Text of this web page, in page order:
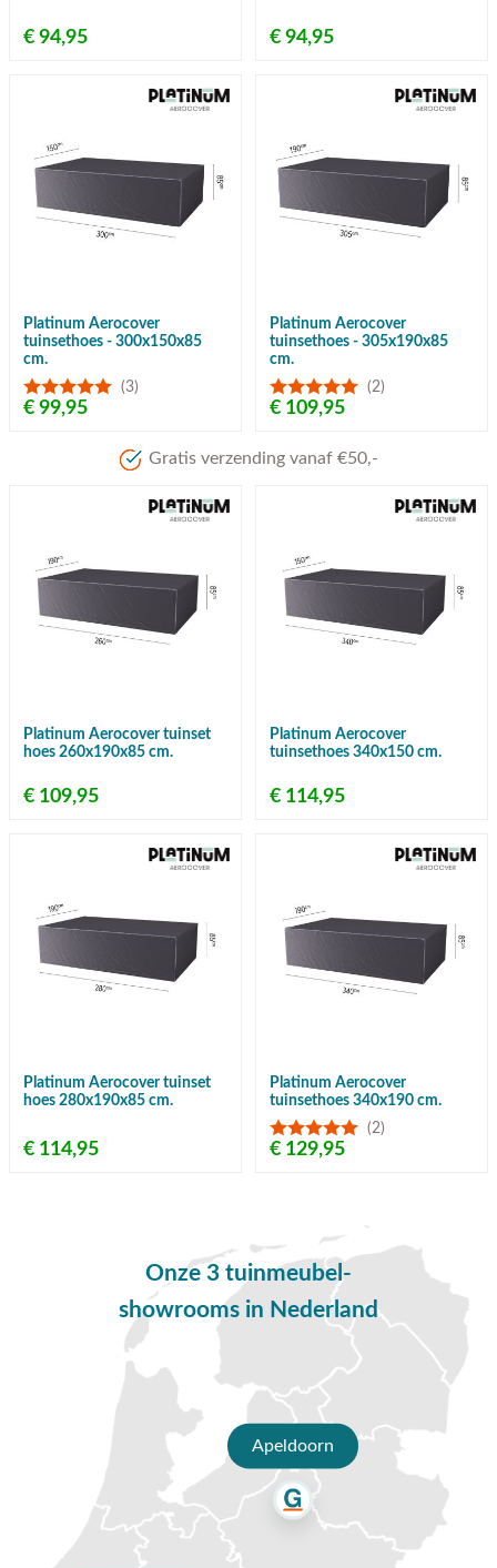
€ 94,95 € 94,95
Platinum Aerocover
tuinsethoes - 300x150x85
cm.
(3)
€ 99,95
Platinum Aerocover
tuinsethoes - 305x190x85
cm.
(2)
€ 109,95
Gratis verzending vanaf €50,-
Platinum Aerocover tuinset
hoes 260x190x85 cm.
€ 109,95
Platinum Aerocover
tuinsethoes 340x150 cm.
€ 114,95
Platinum Aerocover tuinset
hoes 280x190x85 cm.
€ 114,95
Platinum Aerocover
tuinsethoes 340x190 cm.
(2)
€ 129,95
Onze 3 tuinmeubel-
showrooms in Nederland
Apeldoorn